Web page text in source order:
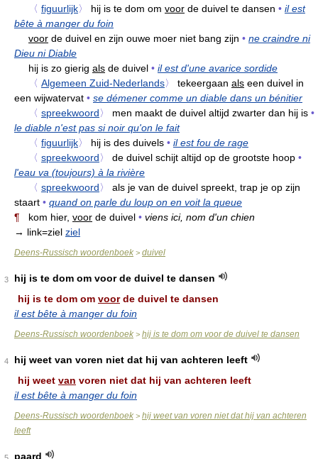
〈 figuurlijk〉 hij is te dom om voor de duivel te dansen • il est
bête à manger du foin
voor de duivel en zijn ouwe moer niet bang zijn • ne craindre ni
Dieu ni Diable
hij is zo gierig als de duivel • il est d'une avarice sordide
〈 Algemeen Zuid-Nederlands〉 tekeergaan als een duivel in
een wijwatervat • se démener comme un diable dans un bénitier
〈 spreekwoord〉 men maakt de duivel altijd zwarter dan hij is •
le diable n'est pas si noir qu'on le fait
〈 figuurlijk〉 hij is des duivels • il est fou de rage
〈 spreekwoord〉 de duivel schijt altijd op de grootste hoop •
l'eau va (toujours) à la rivière
〈 spreekwoord〉
als je van de duivel spreekt, trap je op zijn
staart • quand on parle du loup on en voit la queue
¶ kom hier, voor de duivel • viens ici, nom d'un chien
→ link=ziel ziel
Deens-Russisch woordenboek > duivel
3
hij is te dom om voor de duivel te dansen
hij is te dom om voorde duivel te dansen
il est bête à manger du foin
Deens-Russisch woordenboek > hij is te dom om voor de duivel te dansen
4
hij weet van voren niet dat hij van achteren leeft
hij weet van voren niet dat hij van achteren leeft
il est bête à manger du foin
Deens-Russisch woordenboek > hij weet van voren niet dat hij van achteren
leeft
paard